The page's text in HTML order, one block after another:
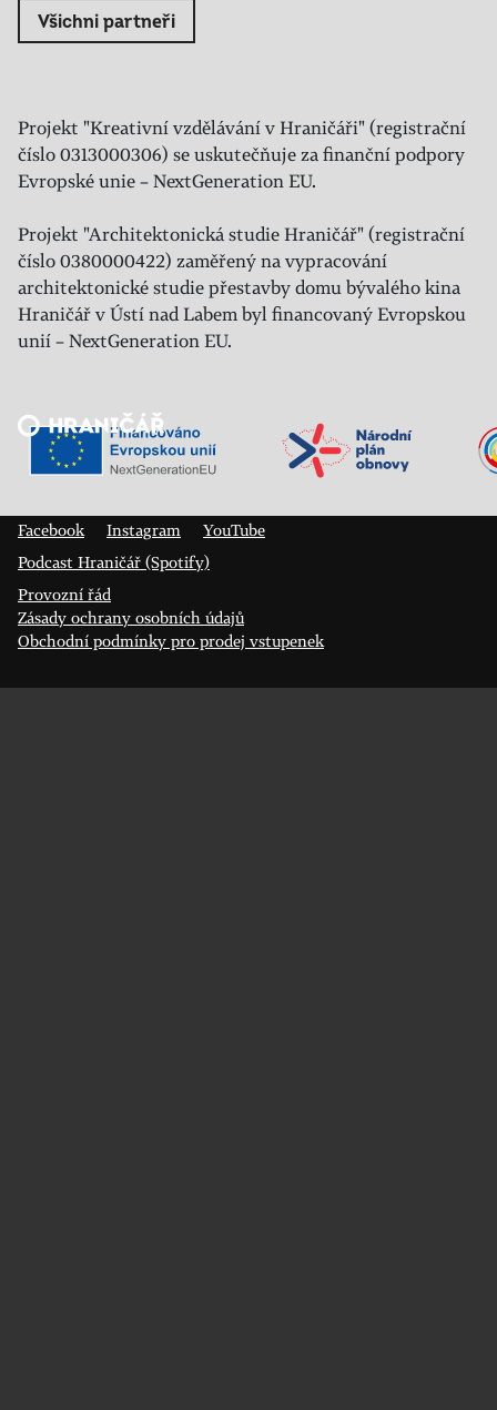
Všichni partneři
Projekt "Kreativní vzdělávání v Hraničáři" (registrační
číslo 0313000306) se uskutečňuje za finanční podpory
Evropské unie – NextGeneration EU.
Projekt "Architektonická studie Hraničář" (registrační
číslo 0380000422) zaměřený na vypracování
architektonické studie přestavby domu bývalého kina
Hraničář v Ústí nad Labem byl financovaný Evropskou
unií – NextGeneration EU.
Veřejný sál Hraničář, spolek
Facebook
Instagram
YouTube
Podcast Hraničář (Spotify)
Provozní řád
Zásady ochrany osobních údajů
Obchodní podmínky pro prodej vstupenek